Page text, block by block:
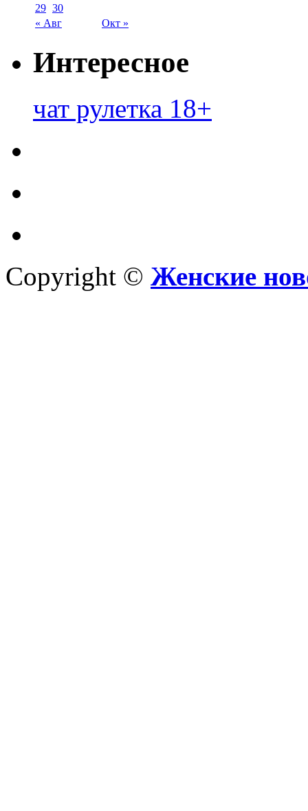
« Авг Окт »
29 30
Интересное
чат рулетка 18+
Copyright © Женские